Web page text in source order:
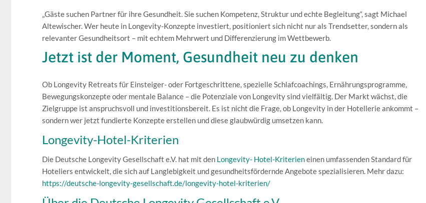
„Gäste suchen Partner für ihre Gesundheit. Sie suchen Kompetenz, Struktur und echte Begleitung“, sagt Michael
Altewischer. Wer heute in Longevity-Konzepte investiert, positioniert sich nicht nur als Trendsetter, sondern als
relevanter Gesundheitsort – mit echtem Mehrwert und Differenzierung im Wettbewerb.
Jetzt ist der Moment, Gesundheit neu zu denken
Ob Longevity Retreats für Einsteiger- oder Fortgeschrittene, spezielle Schlafcoachings, Ernährungsprogramme,
Bewegungskonzepte oder mentale Balance – die Potenziale von Longevity sind vielfältig. Der Markt wächst, die
Zielgruppe ist anspruchsvoll und investitionsbereit. Es ist nicht die Frage, ob Longevity in der Hotellerie ankommt –
sondern wer jetzt fundierte Konzepte erstellen und diese glaubwürdig umsetzen kann.
Longevity-Hotel-Kriterien
Die Deutsche Longevity Gesellschaft e.V. hat mit den Longevity- Hotel-Kriterieneinen umfassenden Standard für
Hoteliers entwickelt, die sich auf Langlebigkeit und gesundheitsfördernde Angebote spezialisieren. Mehr dazu:
https://deutsche-longevity-gesellschaft.de/longevity-hotel-kriterien/